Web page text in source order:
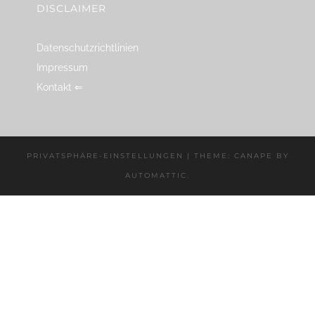
DISCLAIMER
Datenschutzrichtlinien
Impressum
Kontakt ⇐
PRIVATSPHÄRE-EINSTELLUNGEN | THEME: CANAPE BY
AUTOMATTIC .